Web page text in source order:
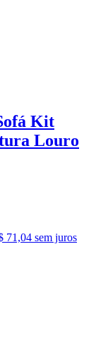
Kit
Louro
71,04 sem juros